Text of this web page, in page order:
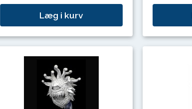
Læg i kurv